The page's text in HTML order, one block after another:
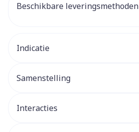
Beschikbare leveringsmethoden
Indicatie
Samenstelling
Interacties